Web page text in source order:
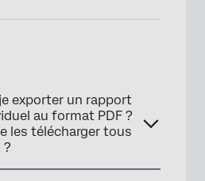
exporter un rapport
au format PDF ?
les télécharger tous
?